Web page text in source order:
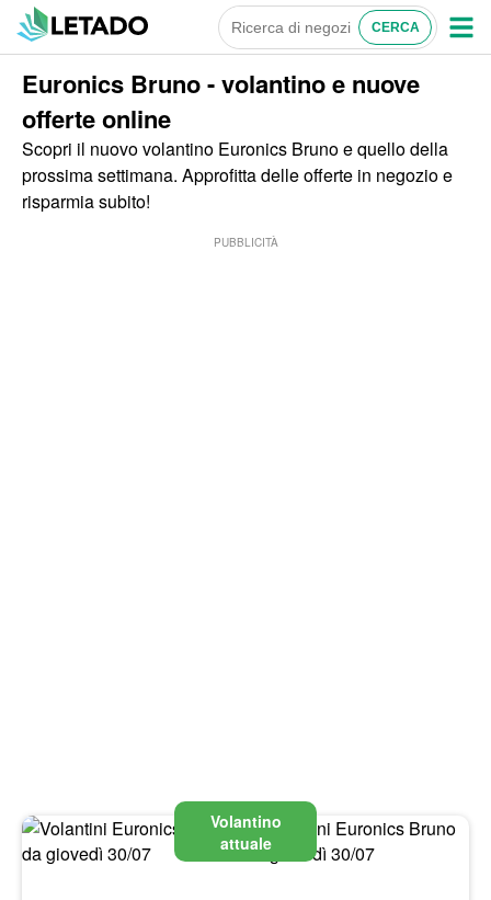
Euronics Bruno - volantino e nuove
offerte online
Scopri il nuovo volantino Euronics Bruno e quello della
prossima settimana. Approfitta delle offerte in negozio e
risparmia subito!
PUBBLICITÀ
Volantino
attuale